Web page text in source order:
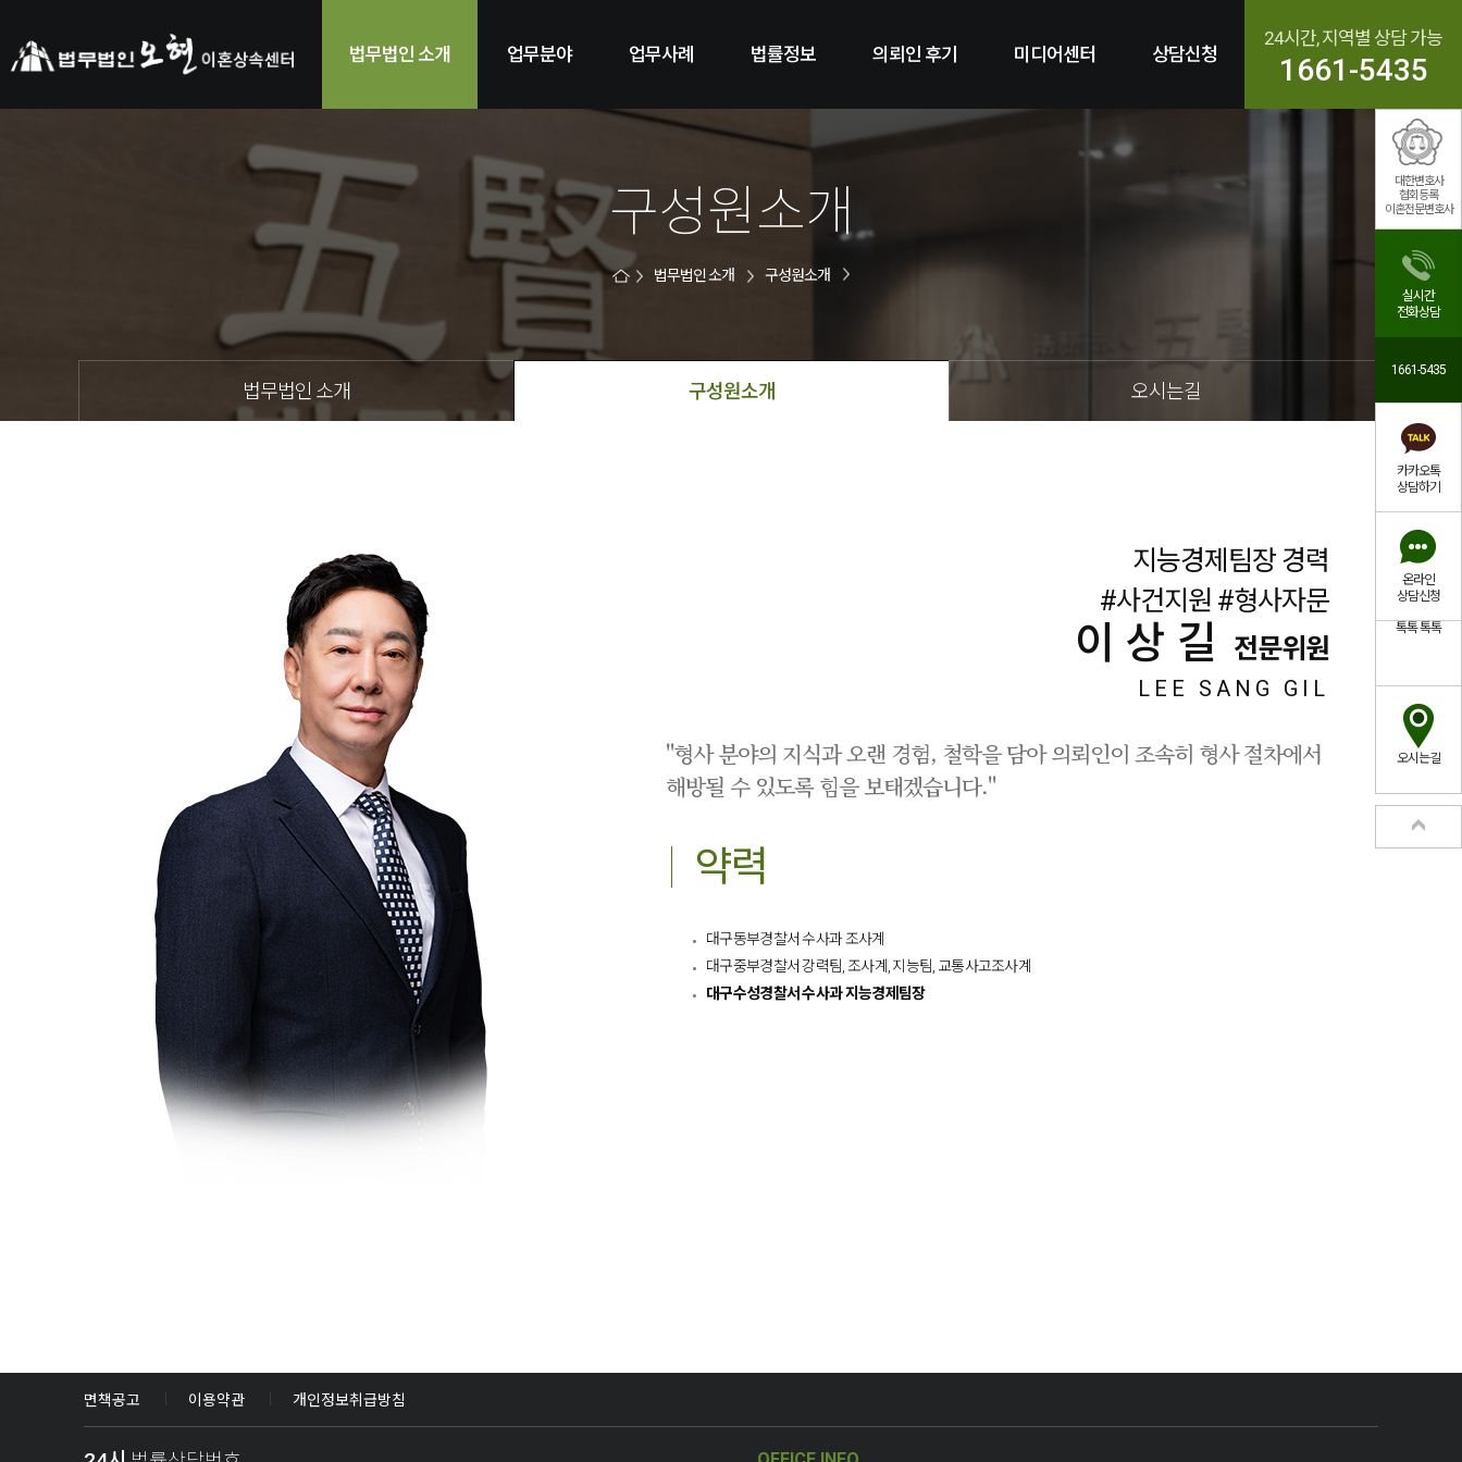
법무법인 소개 업무분야 업무사례 법률정보 의뢰인 후기 미디어센터 상담신청
24시간, 지역별 상담 가능
1661-5435
구성원소개
법무법인 소개 구성원소개
법무법인 소개 구성원소개 오시는길
지능경제팀장 경력
#사건지원 #형사자문
이상길 전문위원
LEE SANG GIL
"형사 분야의 지식과 오랜 경험, 철학을 담아 의뢰인이 조속히 형사 절차에서
해방될 수 있도록 힘을 보태겠습니다."
약력
대구동부경찰서 수사과 조사계
대구중부경찰서 강력팀, 조사계, 지능팀, 교통사고조사계
대구수성경찰서 수사과 지능경제팀장​
면책공고 이용약관 개인정보취급방침
대한변호사
협회등록
이혼전문변호사
실시간
전화상담
1661-5435
카카오톡
상담하기
온라인
상담신청
톡톡톡톡
오시는길